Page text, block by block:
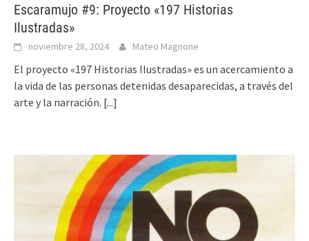
Escaramujo #9: Proyecto «197 Historias
Ilustradas»
noviembre 28, 2024 Mateo Magnone
El proyecto «197 Historias Ilustradas» es un acercamiento a
la vida de las personas detenidas desaparecidas, a través del
arte y la narración. [...]